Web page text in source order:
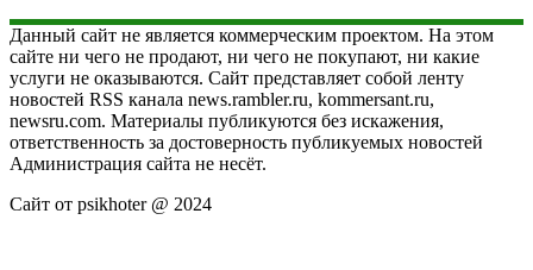
Данный сайт не является коммерческим проектом. На этом
сайте ни чего не продают, ни чего не покупают, ни какие
услуги не оказываются. Сайт представляет собой ленту
новостей RSS канала news.rambler.ru, kommersant.ru,
newsru.com. Материалы публикуются без искажения,
ответственность за достоверность публикуемых новостей
Администрация сайта не несёт.
Сайт от psikhoter @ 2024